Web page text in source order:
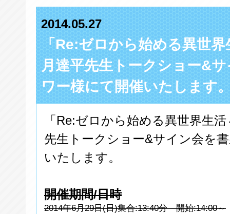
2014.05.27
「Re:ゼロから始める異世
月達平先生トークショー&
ワー様にて開催いたします
「Re:ゼロから始める異世界生
先生トークショー&サイン会を
いたします。
開催期間/日時
2014年6月29日(日)集合:13:40分 開始:14:00～